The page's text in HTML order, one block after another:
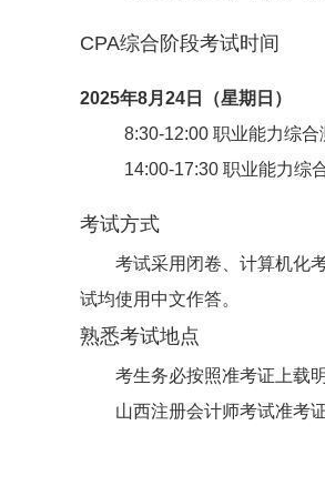
CPA综合阶段考试时间
2025年8月24日（星期日）
8:30-12:00 职业能力综合
14:00-17:30 职业能力综
考试方式
考试采用闭卷、计算机化
试均使用中文作答。
熟悉考试地点
考生务必按照准考证上载
山西注册会计师考试准考